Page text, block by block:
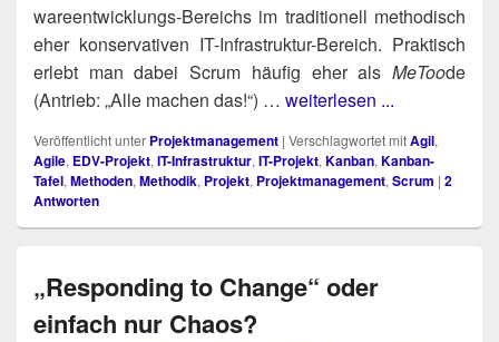
ware­ent­wick­lungs-Bereichs im tra­di­tio­nell metho­disch
eher kon­ser­va­ti­ven IT-Infra­struk­tur-Bereich. Prak­tisch
erlebt man dabei Scrum häu­fig eher als MeToode
(Antrieb: „Alle machen das!“) … weiterlesen ...
Veröffentlicht unter Projektmanagement | Verschlagwortet mitAgil,
Agile, EDV-Projekt, IT-Infrastruktur, IT-Projekt, Kanban, Kanban-
Tafel, Methoden, Methodik, Projekt, Projektmanagement, Scrum | 2
Antworten
„Responding to Change“ oder
einfach nur Chaos?